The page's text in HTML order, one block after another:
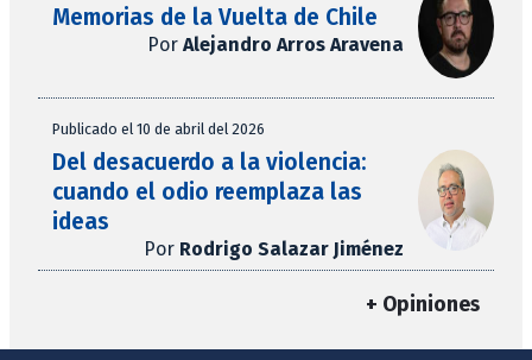
Memorias de la Vuelta de Chile
Por Alejandro Arros Aravena
Publicado el 10 de abril del 2026
Del desacuerdo a la violencia:
cuando el odio reemplaza las
ideas
Por Rodrigo Salazar Jiménez
+ Opiniones